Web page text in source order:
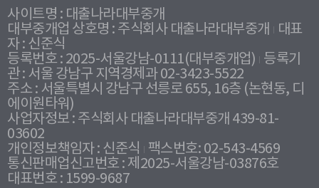
사이트명 : 대출나라대부중개
대부중개업 상호명 : 주식회사 대출나라대부중개
대표
자 : 신준식
등록번호 : 2025-서울강남-0111(대부중개업) 등록기
관 : 서울 강남구 지역경제과 02-3423-5522
주소 : 서울특별시 강남구 선릉로 655, 16층 (논현동, 디
에이원타워)
사업자정보 : 주식회사 대출나라대부중개 439-81-
03602
개인정보책임자 : 신준식
팩스번호: 02-543-4569
통신판매업신고번호 : 제2025-서울강남-03876호
대표번호 : 1599-9687